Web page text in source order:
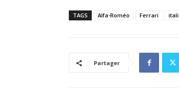
TAGS Alfa-Roméo Ferrari
Partager